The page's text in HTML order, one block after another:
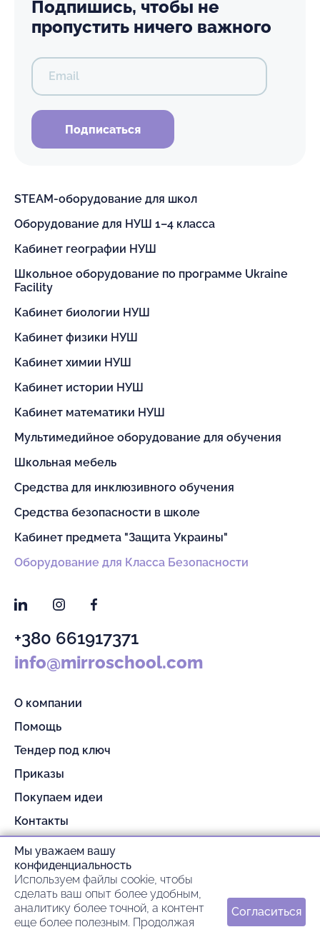
Подпишись, чтобы не
пропустить ничего важного
Email
Подписаться
STEAM-оборудование для школ
Оборудование для НУШ 1–4 класса
Кабинет географии НУШ
Школьное оборудование по программе Ukraine
Facility
Кабинет биологии НУШ
Кабинет физики НУШ
Кабинет химии НУШ
Кабинет истории НУШ
Кабинет математики НУШ
Мультимедийное оборудование для обучения
Школьная мебель
Средства для инклюзивного обучения
Средства безопасности в школе
Кабинет предмета "Защита Украины"
Оборудование для Класса Безопасности
LinkedInInstagramFacebook
+380 661917371
info@mirroschool.com
О компании
Помощь
Тендер под ключ
Приказы
Покупаем идеи
Контакты
Партнерам
Гарантия и возврат
Оплата и доставка
Мы уважаем вашу
конфиденциальность
Используем файлы cookie, чтобы
сделать ваш опыт более удобным,
аналитику более точной, а контент
еще более полезным. Продолжая
Согласиться